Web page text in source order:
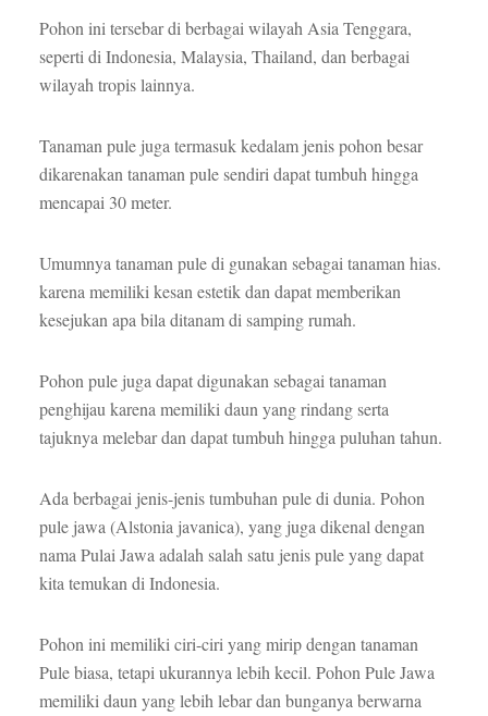
Pohon ini tersebar di berbagai wilayah Asia Tenggara,
seperti di Indonesia, Malaysia, Thailand, dan berbagai
wilayah tropis lainnya.
Tanaman pule juga termasuk kedalam jenis pohon besar
dikarenakan tanaman pule sendiri dapat tumbuh hingga
mencapai 30 meter.
Umumnya tanaman pule di gunakan sebagai tanaman hias.
karena memiliki kesan estetik dan dapat memberikan
kesejukan apa bila ditanam di samping rumah.
Pohon pule juga dapat digunakan sebagai tanaman
penghijau karena memiliki daun yang rindang serta
tajuknya melebar dan dapat tumbuh hingga puluhan tahun.
Ada berbagai jenis-jenis tumbuhan pule di dunia. Pohon
pule jawa (Alstonia javanica), yang juga dikenal dengan
nama Pulai Jawa adalah salah satu jenis pule yang dapat
kita temukan di Indonesia.
Pohon ini memiliki ciri-ciri yang mirip dengan tanaman
Pule biasa, tetapi ukurannya lebih kecil. Pohon Pule Jawa
memiliki daun yang lebih lebar dan bunganya berwarna